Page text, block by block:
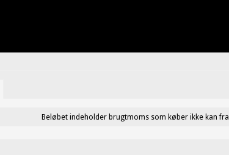
Beløbet indeholder brugtmoms som køber ikke kan